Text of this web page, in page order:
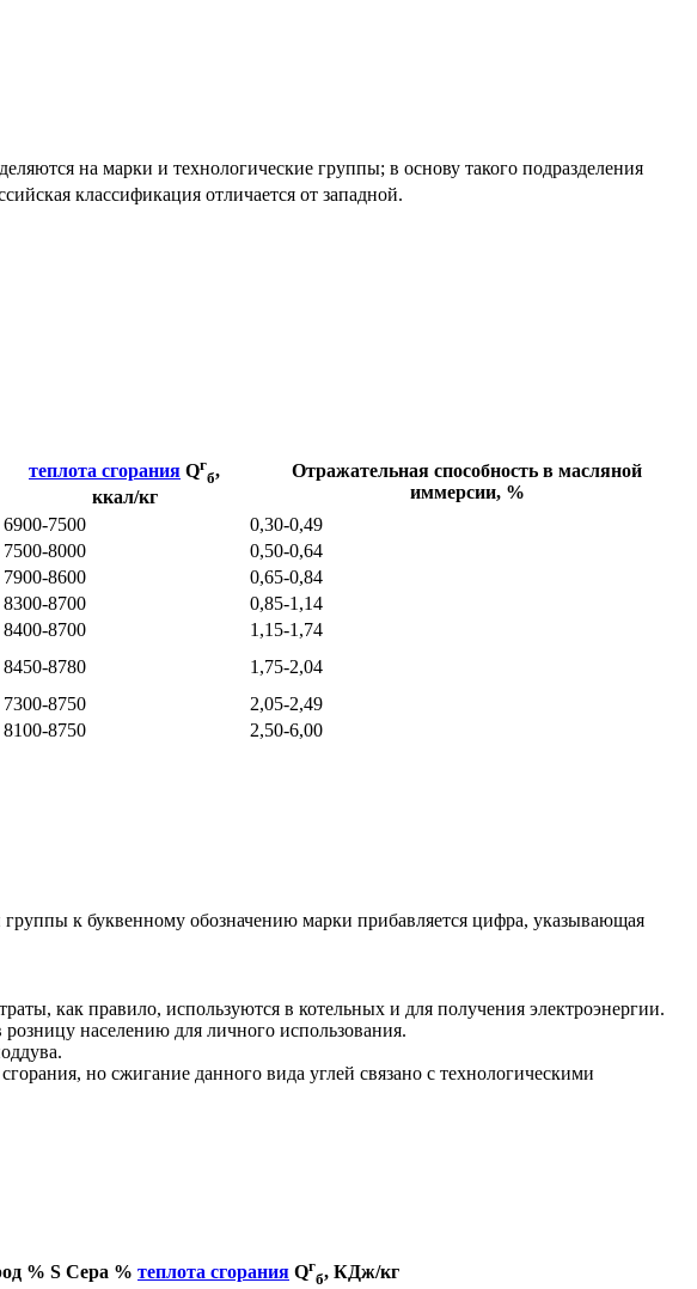
на марки и технологические группы; в основу такого подразделения
классификация отличается от западной.
теплота сгорания Qг
б,
ккал/кг
Отражательная способность в масляной
иммерсии, %
6900-7500
0,30-0,49
7500-8000
0,50-0,64
7900-8600
0,65-0,84
8300-8700
0,85-1,14
8400-8700
1,15-1,74
8450-8780
1,75-2,04
7300-8750
2,05-2,49
8100-8750 2,50-6,00
к буквенному обозначению марки прибавляется цифра, указывающая
как правило, используются в котельных и для получения электроэнергии.
населению для личного использования.
но сжигание данного вида углей связано с технологическими
% S Сера % теплота сгорания Qг
б, КДж/кг